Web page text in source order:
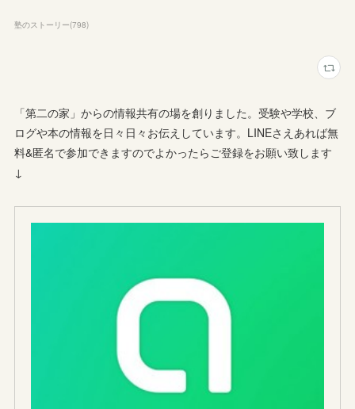
塾のストーリー(798)
「第二の家」からの情報共有の場を創りました。受験や学校、ブ
ログや本の情報を日々日々お伝えしています。LINEさえあれば無
料&匿名で参加できますのでよかったらご登録をお願い致します
↓